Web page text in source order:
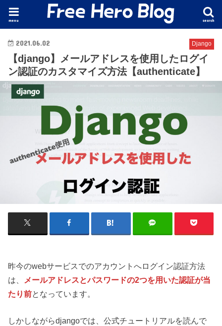
search
menu
Django
2021.06.02
【django】メールアドレスを使用したログイ
ン認証のカスタマイズ方法【authenticate】
昨今のwebサービスでのアカウントへログイン認証方法
は、
メールアドレスとパスワードの2つを用いた認証が当
たり前となっています。
しかしながらdjangoでは、公式チュートリアルを読んで